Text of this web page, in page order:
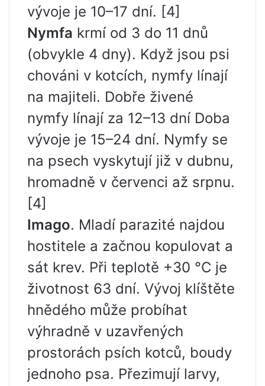
vývoje je 10–17 dní. [4]
Nymfa krmí od 3 do 11 dnů
(obvykle 4 dny). Když jsou psi
chováni v kotcích, nymfy línají
na majiteli. Dobře živené
nymfy línají za 12–13 dní Doba
vývoje je 15–24 dní. Nymfy se
na psech vyskytují již v dubnu,
hromadně v červenci až srpnu.
[4]
Imago. Mladí parazité najdou
hostitele a začnou kopulovat a
sát krev. Při teplotě +30 °C je
životnost 63 dní. Vývoj klíštěte
hnědého může probíhat
výhradně v uzavřených
prostorách psích kotců, boudy
jednoho psa. Přezimují larvy,